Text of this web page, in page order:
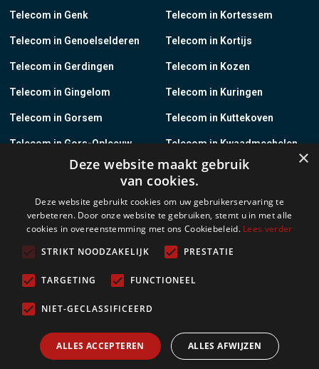
Telecom in Genk
Telecom in Genoelselderen
Telecom in Gerdingen
Telecom in Gingelom
Telecom in Gorsem
Telecom in Gors-Opleeuw
Telecom in Gotem
Telecom in Groot-Loon
Telecom in Grote-Brogel
Telecom in Grote-Spouwen
Telecom in Kortessem
Telecom in Kortijs
Telecom in Kozen
Telecom in Kuringen
Telecom in Kuttekoven
Telecom in Kwaadmechelen
Telecom in Lanaken
Telecom in Lauw
Telecom in Leopoldsburg
×
Deze website maakt gebruik
van cookies.
Deze website gebruikt cookies om uw gebruikerservaring te
verbeteren. Door onze website te gebruiken, stemt u in met alle
cookies in overeenstemming met ons Cookiebeleid. Lees verder
STRIKT NOODZAKELIJK
PRESTATIE
TARGETING FUNCTIONEEL
NIET-GECLASSIFICEERD
ALLES ACCEPTEREN ALLES AFWIJZEN